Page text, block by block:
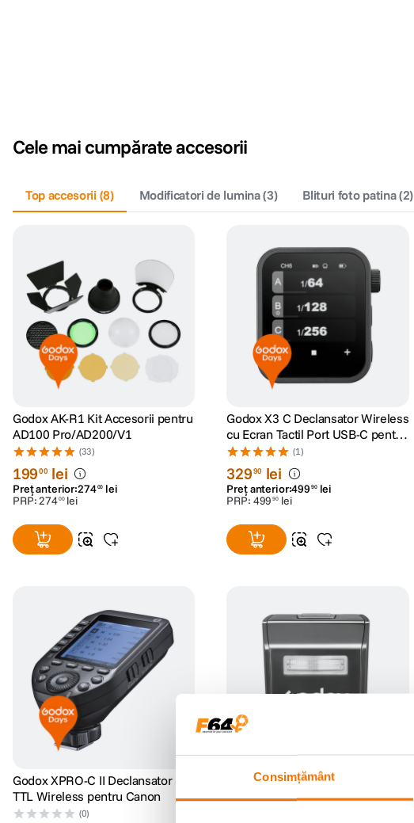
Consimțământ
Cele mai cumpărate accesorii
Top accesorii (8) Modificatori de lumina(3) Blituri foto patina(2)
Godox AK-R1 Kit Accesorii pentru
AD100 Pro/AD200/V1
(33)
19900 lei
Preț anterior:27400 lei
PRP:27400 lei
Godox X3 C Declansator Wireless
cu Ecran Tactil Port USB-C pentru
Canon
(1)
32990 lei
Preț anterior:499 90 lei
PRP: 499 90 lei
Godox XPRO-C II Declansator
TTL Wireless pentru Canon
(0)
Godox SU100 Suport Flash
pentru V1Pro